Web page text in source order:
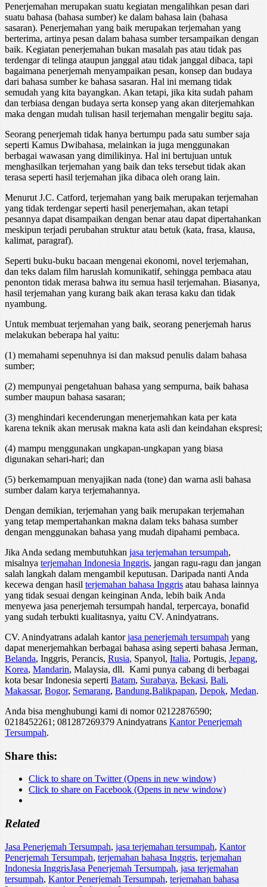
Penerjemahan merupakan suatu kegiatan mengalihkan pesan dari
suatu bahasa (bahasa sumber) ke dalam bahasa lain (bahasa
sasaran). Penerjemahan yang baik merupakan terjemahan yang
berterima, artinya pesan dalam bahasa sumber tersampaikan dengan
baik. Kegiatan penerjemahan bukan masalah pas atau tidak pas
terdengar di telinga ataupun janggal atau tidak janggal dibaca, tapi
bagaimana penerjemah menyampaikan pesan, konsep dan budaya
dari bahasa sumber ke bahasa sasaran. Hal ini memang tidak
semudah yang kita bayangkan. Akan tetapi, jika kita sudah paham
dan terbiasa dengan budaya serta konsep yang akan diterjemahkan
maka dengan mudah tulisan hasil terjemahan mengalir begitu saja.
Seorang penerjemah tidak hanya bertumpu pada satu sumber saja
seperti Kamus Dwibahasa, melainkan ia juga menggunakan
berbagai wawasan yang dimilikinya. Hal ini bertujuan untuk
menghasilkan terjemahan yang baik dan teks tersebut tidak akan
terasa seperti hasil terjemahan jika dibaca oleh orang lain.
Menurut J.C. Catford, terjemahan yang baik merupakan terjemahan
yang tidak terdengar seperti hasil penerjemahan, akan tetapi
pesannya dapat disampaikan dengan benar atau dapat dipertahankan
meskipun terjadi perubahan struktur atau betuk (kata, frasa, klausa,
kalimat, paragraf).
Seperti buku-buku bacaan mengenai ekonomi, novel terjemahan,
dan teks dalam film haruslah komunikatif, sehingga pembaca atau
penonton tidak merasa bahwa itu semua hasil terjemahan. Biasanya,
hasil terjemahan yang kurang baik akan terasa kaku dan tidak
nyambung.
Untuk membuat terjemahan yang baik, seorang penerjemah harus
melakukan beberapa hal yaitu:
(1) memahami sepenuhnya isi dan maksud penulis dalam bahasa
sumber;
(2) mempunyai pengetahuan bahasa yang sempurna, baik bahasa
sumber maupun bahasa sasaran;
(3) menghindari kecenderungan menerjemahkan kata per kata
karena teknik akan merusak makna kata asli dan keindahan ekspresi;
(4) mampu menggunakan ungkapan-ungkapan yang biasa
digunakan sehari-hari; dan
(5) berkemampuan menyajikan nada (tone) dan warna asli bahasa
sumber dalam karya terjemahannya.
Dengan demikian, terjemahan yang baik merupakan terjemahan
yang tetap mempertahankan makna dalam teks bahasa sumber
dengan menggunakan bahasa yang mudah dipahami pembaca.
Jika Anda sedang membutuhkanjasa terjemahan tersumpah,
misalnyaterjemahan Indonesia Inggris, jangan ragu-ragu dan jangan
salah langkah dalam mengambil keputusan. Daripada nanti Anda
kecewa dengan hasilterjemahan bahasa Inggrisatau bahasa lainnya
yang tidak sesuai dengan keinginan Anda, lebih baik Anda
menyewa jasa penerjemah tersumpah handal, terpercaya, bonafid
yang sudah terbukti kualitasnya, yaitu CV. Anindyatrans.
CV. Anindyatrans adalah kantorjasa penerjemah tersumpahyang
dapat menerjemahkan berbagai bahasa asing seperti bahasa Jerman,
Belanda, Inggris, Perancis,Rusia, Spanyol,Italia, Portugis,Jepang,
Korea,Mandarin, Malaysia, dll. Kami punya cabang di berbagai
kota besar Indonesia sepertiBatam,Surabaya,Bekasi,Bali,
Makassar,Bogor,Semarang,Bandung,Balikpapan,Depok,Medan.
Anda bisa menghubungi kami di nomor 02122876590;
0218452261; 081287269379 AnindyatransKantor Penerjemah
Tersumpah.
Share this:
Click to share on Twitter (Opens in new window)
Click to share on Facebook (Opens in new window)
Related
Jasa Penerjemah Tersumpah,jasa terjemahan tersumpah,Kantor
Penerjemah Tersumpah,terjemahan bahasa Inggris,terjemahan
Indonesia InggrisJasa Penerjemah Tersumpah,jasa terjemahan
tersumpah,Kantor Penerjemah Tersumpah,terjemahan bahasa